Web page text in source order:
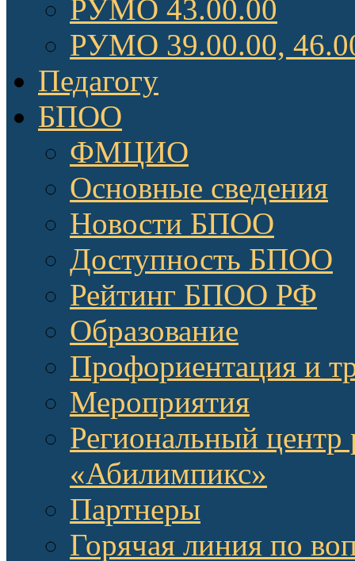
РУМО 43.00.00
РУМО 39.00.00,
Педагогу
БПОО
ФМЦИО
Основные сведения
Новости БПОО
Доступность БПОО
Рейтинг БПОО РФ
Образование
Профориентация и
Мероприятия
Региональный центр
«Абилимпикс»
Партнеры
Горячая линия по